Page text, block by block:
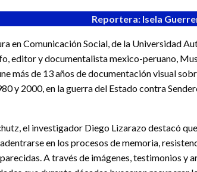
Reportera: Isela
en Comunicación Social, de la Universidad
editor y documentalista mexico-peruano,
más de 13 años de documentación visual
y 2000, en la guerra del Estado contra
el investigador Diego Lizarazo destacó
en los procesos de memoria,
A través de imágenes, testimonios y